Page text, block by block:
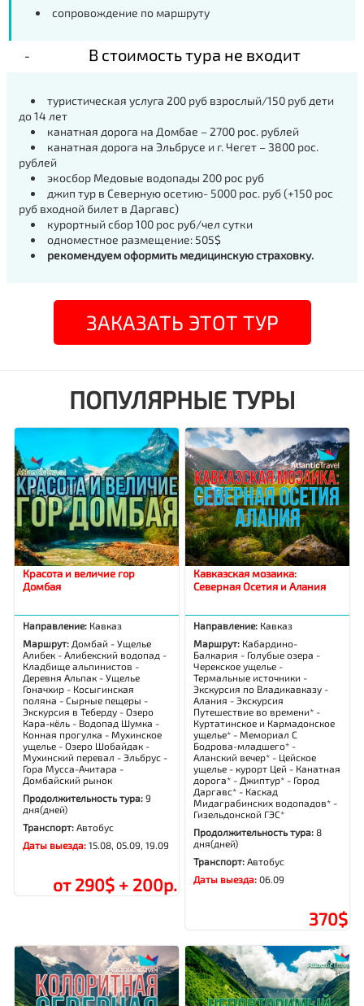
сопровождение по маршруту
В стоимость тура не входит
туристическая услуга 200 руб взрослый/150 руб дети
до 14 лет
канатная дорога на Домбае – 2700 рос. рублей
канатная дорога на Эльбрусе и г. Чегет – 3800 рос.
рублей
экосбор Медовые водопады 200 рос руб
джип тур в Северную осетию- 5000 рос. руб (+150 рос
руб входной билет в Даргавс)
курортный сбор 100 рос руб/чел сутки
одноместное размещение: 505$
рекомендуем оформить медицинскую страховку.
ЗАКАЗАТЬ ЭТОТ ТУР
ПОПУЛЯРНЫЕ ТУРЫ
Красота и величие гор
Домбая
Направление: Кавказ
Маршрут: Домбай - Ущелье
Алибек - Алибекский водопад -
Кладбище альпинистов -
Деревня Альпак - Ущелье
Гоначхир - Косыгинская
поляна - Сырные пещеры -
Экскурсия в Теберду - Озеро
Кара-кёль - Водопад Шумка -
Конная прогулка - Мухинское
ущелье - Озеро Шобайдак -
Мухинский перевал - Эльбрус -
Гора Мусса-Ачитара -
Домбайский рынок
Продолжительность тура:9
дня(дней)
Транспорт:Автобус
Даты выезда:15.08, 05.09, 19.09
от 290$ + 200р.
Кавказская мозаика:
Северная Осетия и Алания
Направление: Кавказ
Маршрут: Кабардино-
Балкария - Голубые озера -
Черекское ущелье -
Термальные источники -
Экскурсия по Владикавказу -
Алания - Экскурсия
Путешествие во времени* -
Куртатинское и Кармадонское
ущелье* - Мемориал С
Бодрова-младшего* -
Аланский вечер* - Цейское
ущелье - курорт Цей - Канатная
дорога* - Джиптур* - Город
Даргавс* - Каскад
Мидаграбинских водопадов* -
Гизельдонской ГЭС*
Продолжительность тура:8
дня(дней)
Транспорт:Автобус
Даты выезда:06.09
370$